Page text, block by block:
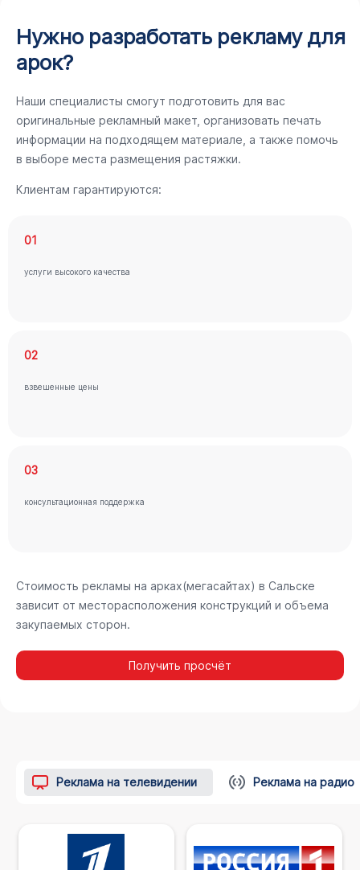
Нужно разработать рекламу для
арок?
Наши специалисты смогут подготовить для вас
оригинальные рекламный макет, организовать печать
информации на подходящем материале, а также помочь
в выборе места размещения растяжки.
Клиентам гарантируются:
01
услуги высокого качества
02
взвешенные цены
03
консультационная поддержка
Стоимость рекламы на арках(мегасайтах) в Сальске
зависит от месторасположения конструкций и объема
закупаемых сторон.
Получить просчёт
Реклама на телевидении Реклама на радио